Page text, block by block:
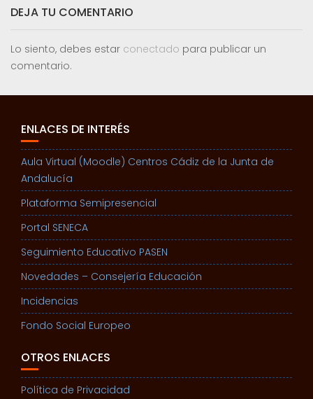
DEJA TU COMENTARIO
Lo siento, debes estar conectado para publicar un
comentario.
ENLACES DE INTERÉS
Aula Virtual (Moodle) Centros Cádiz de la Junta de
Andalucía
Plataforma Semipresencial
Portal SENECA
Seguimiento Educativo PASEN
Novedades – Consejería Educación
Incidencias
Fondo Social Europeo
OTROS ENLACES
Política de Privacidad